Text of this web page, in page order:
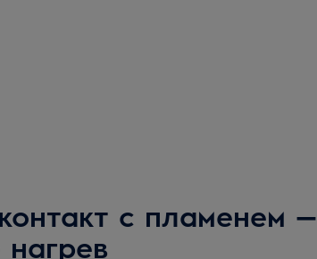
с пламенем —